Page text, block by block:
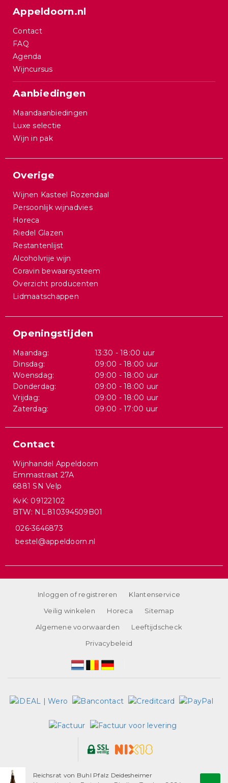
Reichsrat von Buhl Pfalz Deidesheimer
Appeldoorn.nl
Contact
FAQ
Agenda
Wijncursus
Aanbiedingen
Maandaanbiedingen
Luxe selectie
Wijn in pak
Overige
Wijnen Kasteel Rozendaal
Persoonlijk wijnadvies
Horeca
Riedel Glazen
Restantenlijst
Alcoholvrije wijn
Coravin bewaarsysteem
Overzicht producenten
Lidmaatschappen
Openingstijden
Maandag:
13:30 - 18:00 uur
Dinsdag:
09:00 - 18:00 uur
Woensdag:
09:00 - 18:00 uur
Donderdag:
09:00 - 18:00 uur
Vrijdag:
09:00 - 18:00 uur
Zaterdag:
09:00 - 17:00 uur
Contact
Wijnhandel Appeldoorn
Emmastraat 27A
6881 SN Velp
KvK: 09122102
BTW: NL.810394509B01
026-3646873
bestel@appeldoorn.nl
Inloggen of registreren
Klantenservice
Veilig winkelen
Horeca
Sitemap
Algemene voorwaarden
Leeftijdscheck
Privacybeleid
Alle prijzen zijn inclusief BTW, exclusief eventuele verzendkosten.